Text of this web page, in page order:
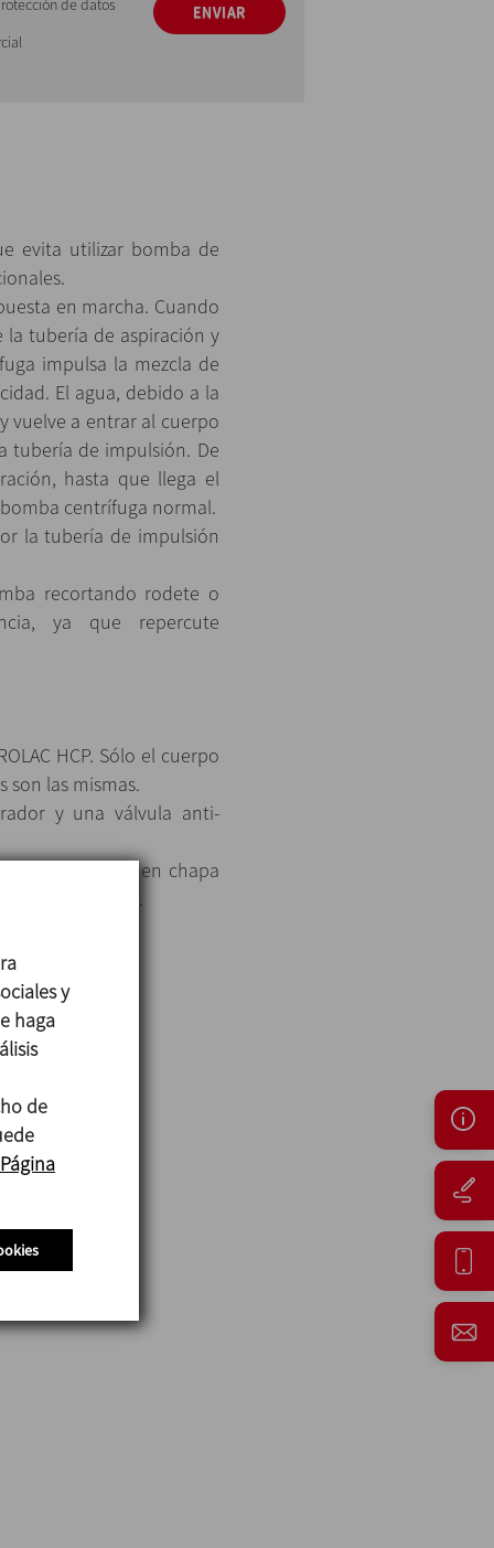
de datos
ENVIAR
evita utilizar bomba de
en marcha. Cuando
tubería de aspiración y
impulsa la mezcla de
El agua, debido a la
vuelve a entrar al cuerpo
tubería de impulsión. De
hasta que llega el
centrífuga normal.
la tubería de impulsión
recortando rodete o
ya que repercute
HCP. Sólo el cuerpo
son las mismas.
y una válvula anti-
recubrimiento en chapa
en altura.
316L)
y
haga
de
Página